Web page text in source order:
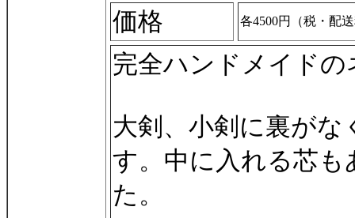
価格 各4500円（税・配
完全ハンドメイド
大剣、小剣に裏が
す。中に入れる芯
た。